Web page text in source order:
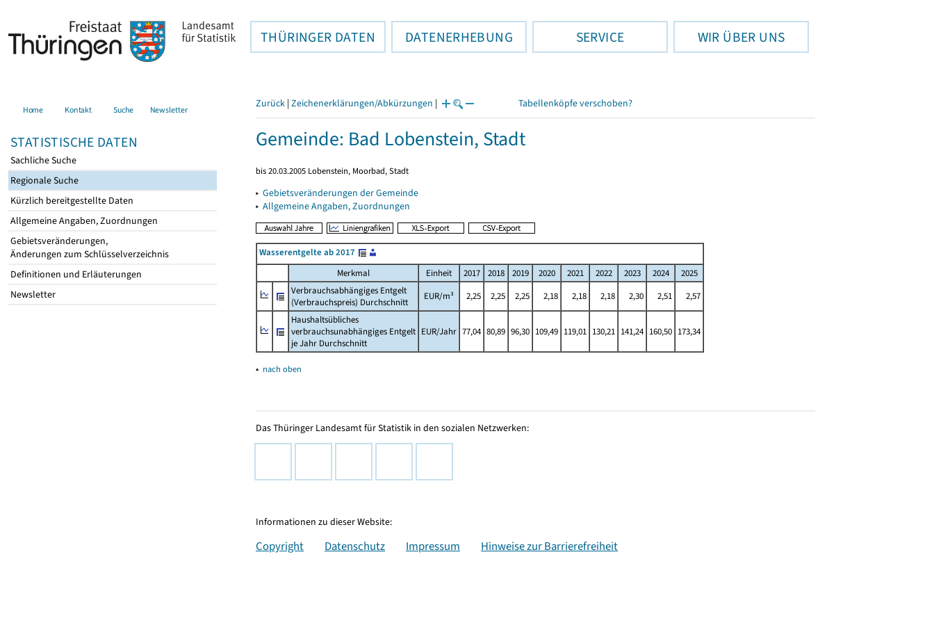
THÜRINGER DATEN DATENERHEBUNG SERVICE WIR ÜBER UNS
Home Kontakt Suche Newsletter
STATISTISCHE DATEN
Sachliche Suche
Regionale Suche
Kürzlich bereitgestellte Daten
Allgemeine Angaben, Zuordnungen
Gebietsveränderungen,
Änderungen zum Schlüsselverzeichnis
Definitionen und Erläuterungen
Newsletter
Zurück | Zeichenerklärungen/Abkürzungen | Tabellenköpfe verschoben?
Gemeinde: Bad Lobenstein, Stadt
bis 20.03.2005 Lobenstein, Moorbad, Stadt
▸ Gebietsveränderungen der Gemeinde
▸ Allgemeine Angaben, Zuordnungen
Wasserentgelte ab 2017
Merkmal
Einheit 2017 2018 2019 2020 2021 2022 2023 2024
2025
Verbrauchsabhängiges Entgelt
(Verbrauchspreis) Durchschnitt
EUR/m³ 2,25 2,25 2,25 2,18 2,18 2,18 2,30 2,51
2,57
Haushaltsübliches
verbrauchsunabhängiges Entgelt
je Jahr Durchschnitt
EUR/Jahr 77,04 80,89 96,30 109,49 119,01 130,21 141,24 160,50 173,34
▴ nach oben
Das Thüringer Landesamt für Statistik in den sozialen Netzwerken:
Informationen zu dieser Website:
Copyright Datenschutz Impressum Hinweise zur Barrierefreiheit